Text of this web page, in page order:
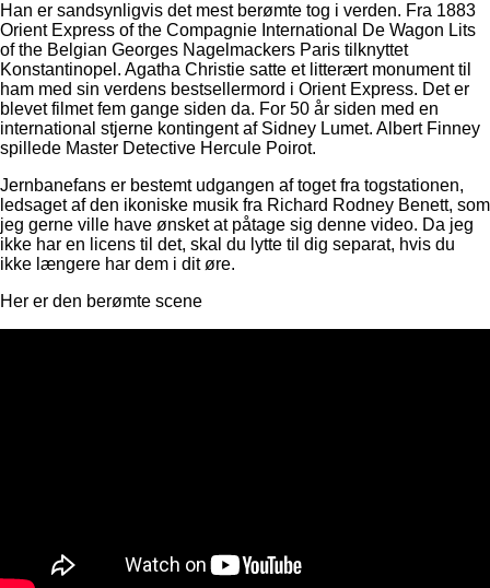
Han er sandsynligvis det mest berømte tog i verden. Fra 1883
Orient Express of the Compagnie International De Wagon Lits
of the Belgian Georges Nagelmackers Paris tilknyttet
Konstantinopel. Agatha Christie satte et litterært monument til
ham med sin verdens bestsellermord i Orient Express. Det er
blevet filmet fem gange siden da. For 50 år siden med en
international stjerne kontingent af Sidney Lumet. Albert Finney
spillede Master Detective Hercule Poirot.
Jernbanefans er bestemt udgangen af ​​toget fra togstationen,
ledsaget af den ikoniske musik fra Richard Rodney Benett, som
jeg gerne ville have ønsket at påtage sig denne video. Da jeg
ikke har en licens til det, skal du lytte til dig separat, hvis du
ikke længere har dem i dit øre.
Her er den berømte scene